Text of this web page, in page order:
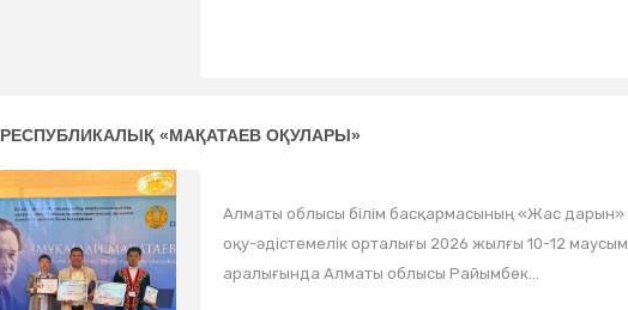
РЕСПУБЛИКАЛЫҚ «МАҚАТАЕВ ОҚУЛАРЫ»
Алматы облысы білім басқармасының «Жас дарын»
оқу-әдістемелік орталығы 2026 жылғы 10-12 маусым
аралығында Алматы облысы Райымбек...